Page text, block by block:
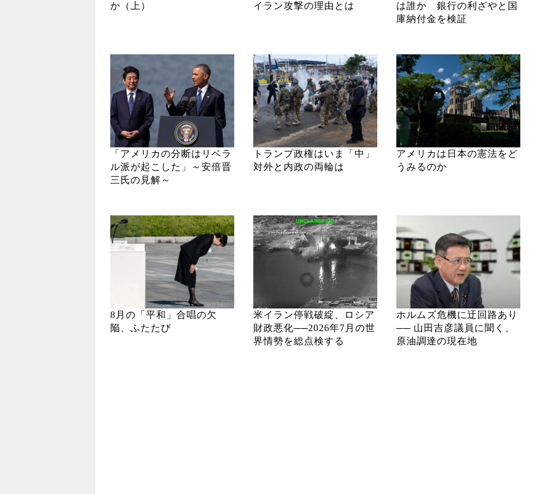
か（上）
イラン攻撃の理由とは
は誰か 銀行の利ざやと国
庫納付金を検証
「アメリカの分断はリベラ
ル派が起こした」～安倍晋
三氏の見解～
トランプ政権はいま「中」
対外と内政の両輪は
アメリカは日本の憲法をど
うみるのか
8月の「平和」合唱の欠
陥、ふたたび
米イラン停戦破綻、ロシア
財政悪化──2026年7月の世
界情勢を総点検する
ホルムズ危機に迂回路あり
── 山田吉彦議員に聞く、
原油調達の現在地